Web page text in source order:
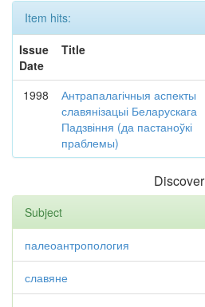
Item hits:
Issue
Date
Title
1998
Антрапалагічныя аспекты
славянізацыі Беларускага
Падзвіння (да пастаноўкі
праблемы)
Discover
Subject
палеоантропология
славяне